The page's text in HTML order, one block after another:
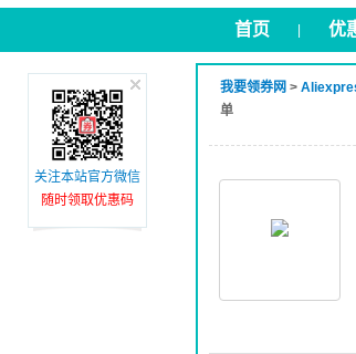
首页 优
我要领券网 >
单
关注本站官方微信
随时领取优惠码